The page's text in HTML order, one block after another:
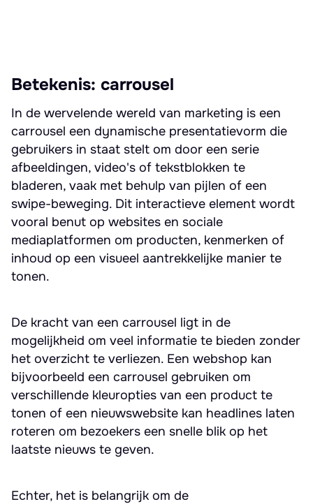
Betekenis: carrousel
In de wervelende wereld van marketing is een
carrousel een dynamische presentatievorm die
gebruikers in staat stelt om door een serie
afbeeldingen, video's of tekstblokken te
bladeren, vaak met behulp van pijlen of een
swipe-beweging. Dit interactieve element wordt
vooral benut op websites en sociale
mediaplatformen om producten, kenmerken of
inhoud op een visueel aantrekkelijke manier te
tonen.
De kracht van een carrousel ligt in de
mogelijkheid om veel informatie te bieden zonder
het overzicht te verliezen. Een webshop kan
bijvoorbeeld een carrousel gebruiken om
verschillende kleuropties van een product te
tonen of een nieuwswebsite kan headlines laten
roteren om bezoekers een snelle blik op het
laatste nieuws te geven.
Echter, het is belangrijk om de